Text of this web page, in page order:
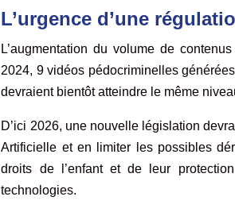
L’urgence d’une
L’augmentation du volume de
2024, 9 vidéos pédocriminelles
devraient bientôt atteindre le même
D’ici 2026, une nouvelle législation
Artificielle et en limiter les possibles
droits de l’enfant et de leur
technologies.